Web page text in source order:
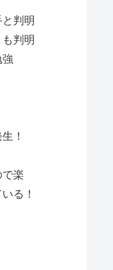
判明
判明
強
！
で楽
る！